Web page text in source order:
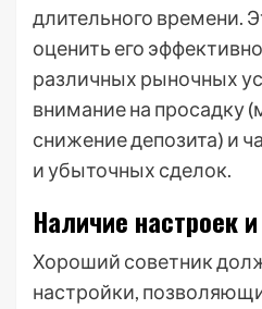
длительного времени.
оценить его
различных рыночных
внимание на просадку
снижение депозита) и
и убыточных сделок.
Наличие настроек
Хороший советник
настройки,